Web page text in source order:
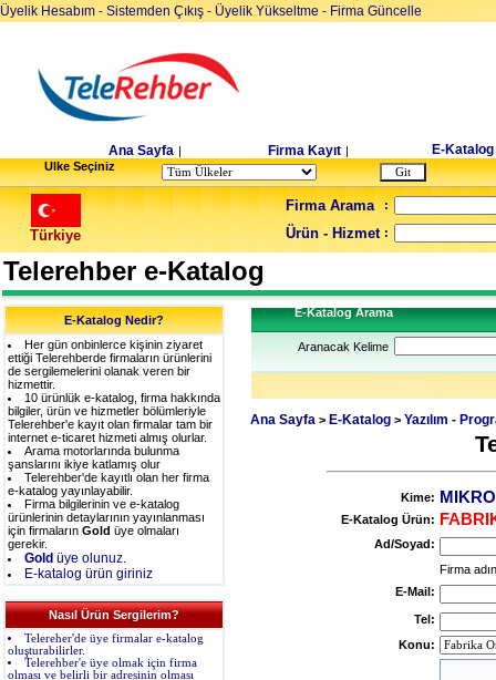
Üyelik Hesabım - Sistemden Çıkış - Üyelik Yükseltme - Firma Güncelle
Ana Sayfa | Firma Kayıt | E-Katalog
Ulke Seçiniz
Türkiye
Firma Arama :
Ürün - Hizmet :
Telerehber e-Katalog
E-Katalog Nedir?
Her gün onbinlerce kişinin ziyaret
ettiği Telerehberde firmaların ürünlerini
de sergilemelerini olanak veren bir
hizmettir.
10 ürünlük e-katalog, firma hakkında
bilgiler, ürün ve hizmetler bölümleriyle
Telerehber'e kayıt olan firmalar tam bir
internet e-ticaret hizmeti almış olurlar.
Arama motorlarında bulunma
şanslarını ikiye katlamış olur
Telerehber'de kayıtlı olan her firma
e-katalog yayınlayabilir.
Firma bilgilerinin ve e-katalog
ürünlerinin detaylarının yayınlanması
için firmaların Gold üye olmaları
gerekir.
Gold üye olunuz.
E-katalog ürün giriniz
Nasıl Ürün Sergilerim?
Telereher'de üye firmalar e-katalog
oluşturabilirler.
Telerehber'e üye olmak için firma
olması ve belirli bir adresinin olması
E-Katalog Arama
Aranacak Kelime
Ana Sayfa > E-Katalog >Yazılım -
Kime:
E-Katalog Ürün:
Ad/Soyad:
Firma
E-Mail:
Tel:
Konu: